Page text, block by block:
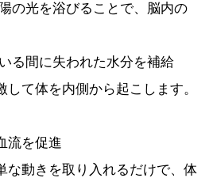
の光を浴びることで、脳内の
る間に失われた水分を補給
して体を内側から起こします。
流を促進
な動きを取り入れるだけで、体